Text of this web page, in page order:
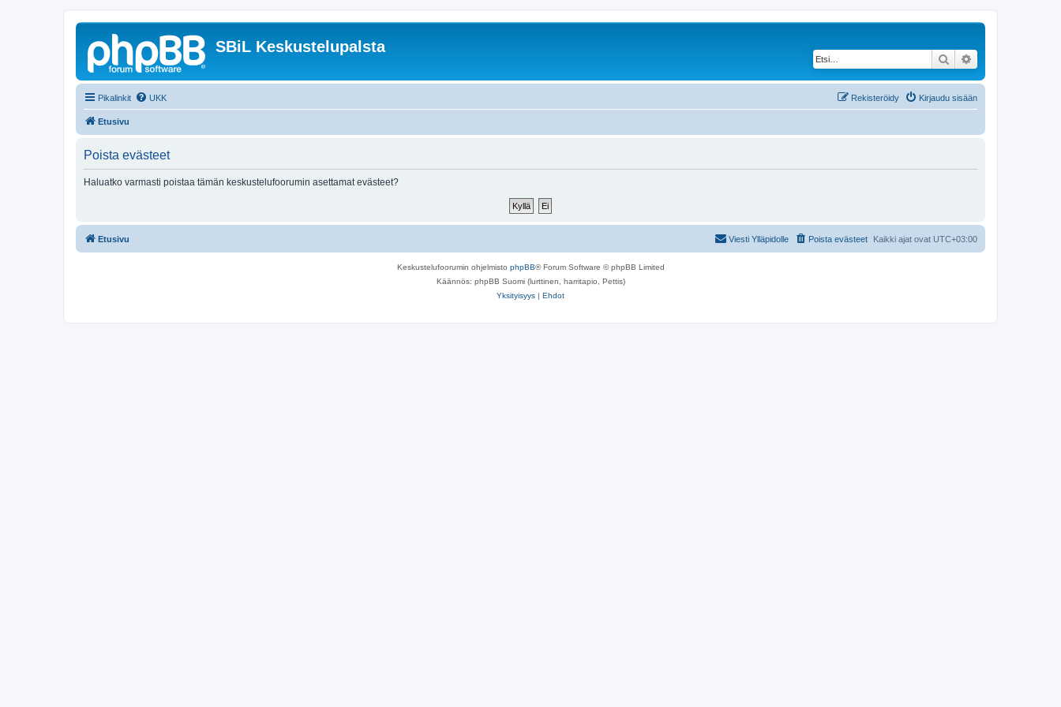
SBiL Keskustelupalsta
Etsi
Pikalinkit UKK Kirjaudu sisään
Rekisteröidy
Etusivu
Poista evästeet
Haluatko varmasti poistaa tämän keskustelufoorumin asettamat evästeet?
Etusivu Kaikki ajat ovat UTC+03:00
Poista evästeet
Viesti Ylläpidolle
Keskustelufoorumin ohjelmisto phpBB® Forum Software © phpBB Limited
Käännös: phpBB Suomi (lurttinen, harritapio, Pettis)
Yksityisyys | Ehdot